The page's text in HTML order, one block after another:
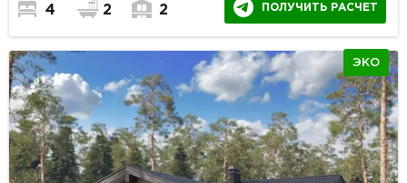
4 2 2 ПОЛУЧИТЬ РАСЧЕТ
ЭКО